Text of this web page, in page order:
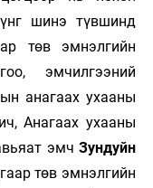
шинэ түвшинд
төв эмнэлгийн
эмчилгээний
анагаах ухааны
Анагаах ухааны
эмч Зундуйн
төв эмнэлгийн